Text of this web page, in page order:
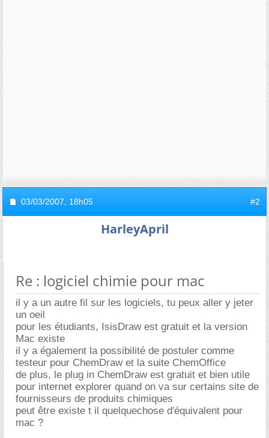
03/03/2007, 18h05 #2
HarleyApril
Re : logiciel chimie pour mac
il y a un autre fil sur les logiciels, tu peux aller y jeter
un oeil
pour les étudiants, IsisDraw est gratuit et la version
Mac existe
il y a également la possibilité de postuler comme
testeur pour ChemDraw et la suite ChemOffice
de plus, le plug in ChemDraw est gratuit et bien utile
pour internet explorer quand on va sur certains site de
fournisseurs de produits chimiques
peut être existe t il quelquechose d'équivalent pour
mac ?